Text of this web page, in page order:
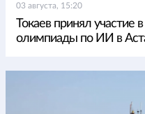
03 августа, 15:20
Токаев принял
олимпиады по ИИ в